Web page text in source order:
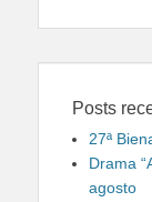
Posts
27ª
Drama
agosto